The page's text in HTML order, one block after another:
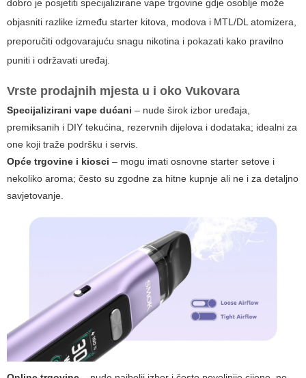
dobro je posjetiti specijalizirane vape trgovine gdje osoblje može
objasniti razlike između starter kitova, modova i MTL/DL atomizera,
preporučiti odgovarajuću snagu nikotina i pokazati kako pravilno
puniti i održavati uređaj.
Vrste prodajnih mjesta u i oko Vukovara
Specijalizirani vape dućani – nude širok izbor uređaja,
premiksanih i DIY tekućina, rezervnih dijelova i dodataka; idealni za
one koji traže podršku i servis.
Opće trgovine i kiosci – mogu imati osnovne starter setove i
nekoliko aroma; često su zgodne za hitne kupnje ali ne i za detaljno
savjetovanje.